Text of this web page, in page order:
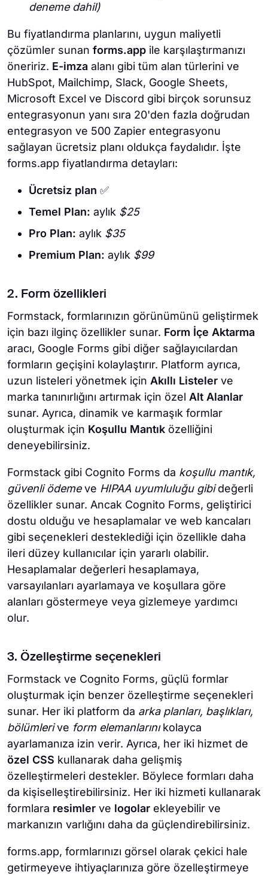
deneme dahil)
Bu fiyatlandırma planlarını, uygun maliyetli
çözümler sunan forms.app ile karşılaştırmanızı
öneririz. E-imza alanı gibi tüm alan türlerini ve
HubSpot, Mailchimp, Slack, Google Sheets,
Microsoft Excel ve Discord gibi birçok sorunsuz
entegrasyonun yanı sıra 20'den fazla doğrudan
entegrasyon ve 500 Zapier entegrasyonu
sağlayan ücretsiz planı oldukça faydalıdır. İşte
forms.app fiyatlandırma detayları:
Ücretsiz plan ✅
Temel Plan: aylık $25
Pro Plan: aylık $35
Premium Plan: aylık $99
2. Form özellikleri
Formstack, formlarınızın görünümünü geliştirmek
için bazı ilginç özellikler sunar. Form İçe Aktarma
aracı, Google Forms gibi diğer sağlayıcılardan
formların geçişini kolaylaştırır. Platform ayrıca,
uzun listeleri yönetmek için Akıllı Listeler ve
marka tanınırlığını artırmak için özel Alt Alanlar
sunar. Ayrıca, dinamik ve karmaşık formlar
oluşturmak için Koşullu Mantık özelliğini
deneyebilirsiniz.
Formstack gibi Cognito Forms da koşullu mantık,
güvenli ödemeve HIPAA uyumluluğu gibideğerli
özellikler sunar. Ancak Cognito Forms, geliştirici
dostu olduğu ve hesaplamalar ve web kancaları
gibi seçenekleri desteklediği için özellikle daha
ileri düzey kullanıcılar için yararlı olabilir.
Hesaplamalar değerleri hesaplamaya,
varsayılanları ayarlamaya ve koşullara göre
alanları göstermeye veya gizlemeye yardımcı
olur.
3. Özelleştirme seçenekleri
Formstack ve Cognito Forms, güçlü formlar
oluşturmak için benzer özelleştirme seçenekleri
sunar. Her iki platform da arka planları, başlıkları,
bölümlerive form elemanlarınıkolayca
ayarlamanıza izin verir. Ayrıca, her iki hizmet de
özel CSS kullanarak daha gelişmiş
özelleştirmeleri destekler. Böylece formları daha
da kişiselleştirebilirsiniz. Her iki hizmeti kullanarak
formlara resimler ve logolar ekleyebilir ve
markanızın varlığını daha da güçlendirebilirsiniz.
forms.app, formlarınızı görsel olarak çekici hale
getirmeyeve ihtiyaçlarınıza göre özelleştirmeye